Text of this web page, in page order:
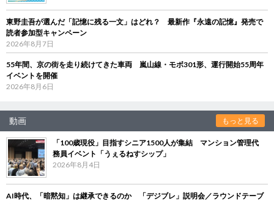
東野圭吾が選んだ「記憶に残る一文」はどれ？ 最新作『永遠の記憶』発売で
読者参加型キャンペーン
2026年8月7日
55年間、京の街を走り続けてきた車両 嵐山線・モボ301形、運行開始55周年
イベントを開催
2026年8月6日
動画 もっと見る
「100歳現役」目指すシニア1500人が集結 マンション管理代
務員イベント「うぇるねすシップ」
2026年8月4日
AI時代、「暗黙知」は継承できるのか 「デジブレ」説明会／ラウンドテーブ